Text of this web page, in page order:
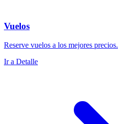
Vuelos
Reserve vuelos a los mejores precios.
Ir a Detalle